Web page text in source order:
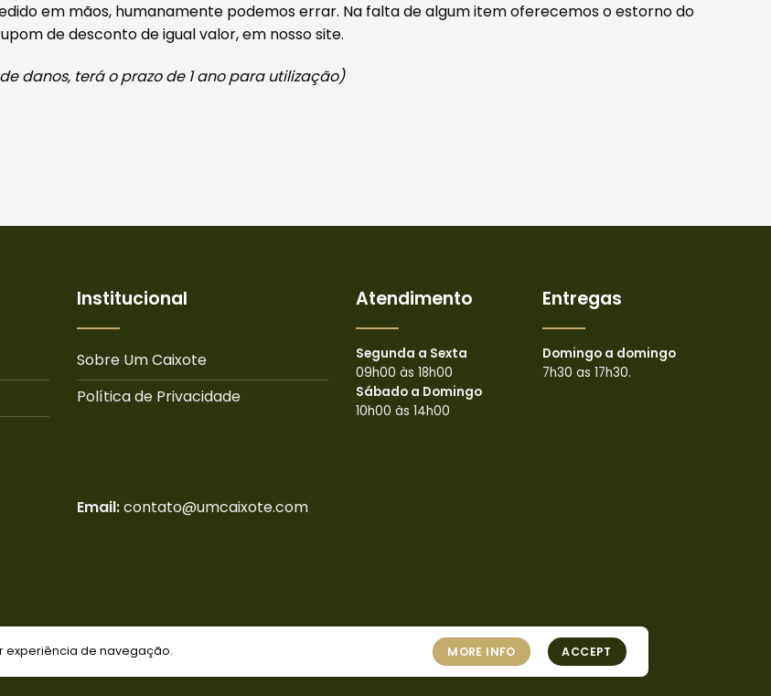
em mãos, humanamente podemos errar. Na falta de algum item oferecemos o estorno do
de desconto de igual valor, em nosso site.
danos, terá o prazo de 1 ano para utilização)
Institucional
Sobre Um Caixote
Política de Privacidade
Email:contato@umcaixote.com
Atendimento
Segunda a Sexta
09h00 às 18h00
Sábado a Domingo
10h00 às 14h00
Entregas
Domingo a domingo
7h30 as 17h30.
Um Caixote | 43.031.222/0001-84